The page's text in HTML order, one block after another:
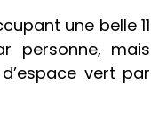
une belle 11
personne, mais
vert par